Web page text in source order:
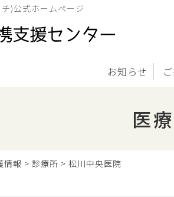
)公式ホームページ
お知らせ
医
情報 > 診療所 > 松川中央医院